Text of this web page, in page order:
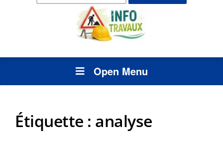
Open Menu
Étiquette : analyse